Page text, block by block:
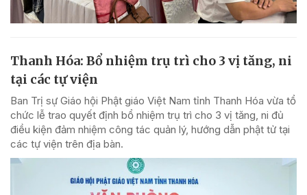
Thanh Hóa: Bổ nhiệm trụ trì cho 3 vị tăng, ni
tại các tự viện
Ban Trị sự Giáo hội Phật giáo Việt Nam tỉnh Thanh Hóa vừa tổ
chức lễ trao quyết định bổ nhiệm trụ trì cho 3 vị tăng, ni đủ
điều kiện đảm nhiệm công tác quản lý, hướng dẫn phật tử tại
các tự viện trên địa bàn.